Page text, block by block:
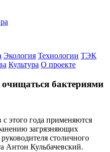
Экология Технологии ТЭК
Культура О проекте
бактериями
этого года применяются
загрязняющих
столичного
Антон Кульбачевский.